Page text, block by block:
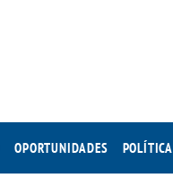
OPORTUNIDADES POLÍTICA